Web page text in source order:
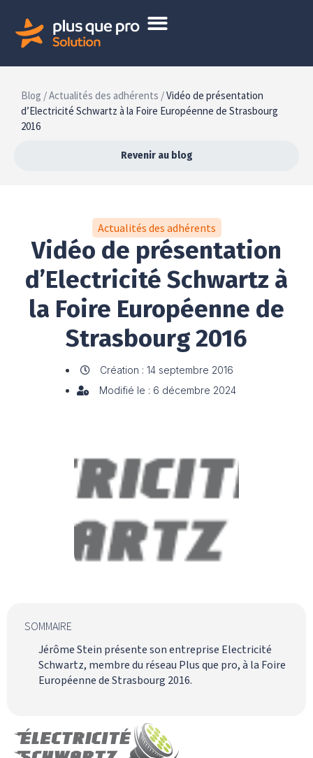
Blog /Actualités des adhérents /Vidéo de présentation
d’Electricité Schwartz à la Foire Européenne de Strasbourg
2016
Revenir au blog
Actualités des adhérents
Vidéo de présentation
d’Electricité Schwartz à
la Foire Européenne de
Strasbourg 2016
Création : 14 septembre 2016
Modifié le : 6 décembre 2024
SOMMAIRE
Jérôme Stein présente son entreprise Electricité
Schwartz, membre du réseau Plus que pro, à la Foire
Européenne de Strasbourg 2016.